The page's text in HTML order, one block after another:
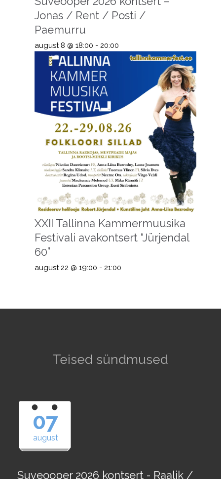
Jonas / Rent / Posti /
Paemurru
august 8 @ 18:00 - 20:00
XXII Tallinna Kammermuusika
Festivali avakontsert “Jürjendal
60”
august 22 @ 19:00 - 21:00
Teised sündmused
07
august
Suveooper 2026 kontsert - Raalik /